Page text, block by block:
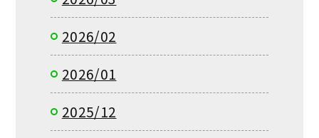
2026/02
2026/01
2025/12